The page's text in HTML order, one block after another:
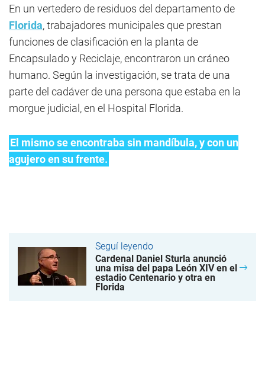
En un vertedero de residuos del departamento de
Florida, trabajadores municipales que prestan
funciones de clasificación en la planta de
Encapsulado y Reciclaje, encontraron un cráneo
humano. Según la investigación, se trata de una
parte del cadáver de una persona que estaba en la
morgue judicial, en el Hospital Florida.
El mismo se encontraba sin mandíbula, y con un
agujero en su frente.
Seguí leyendo
Cardenal Daniel Sturla anunció
una misa del papa León XIV en el
estadio Centenario y otra en
Florida